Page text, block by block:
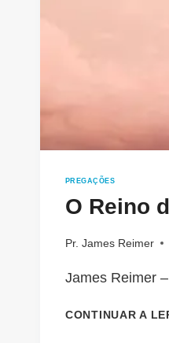
PREGAÇÕES
O Reino
Pr. James Reimer
James Reimer
CONTINUAR A